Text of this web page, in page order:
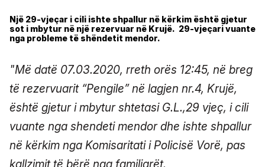
Një 29-vjeçar i cili ishte shpallur në kërkim është gjetur
sot i mbytur në një rezervuar në Krujë. 29-vjeçari vuante
nga probleme të shëndetit mendor.
"Më datë 07.03.2020, rreth orës 12:45, në breg
të rezervuarit “Pengile” në lagjen nr.4, Krujë,
është gjetur i mbytur shtetasi G.L.,29 vjeç, i cili
vuante nga shendeti mendor dhe ishte shpallur
në kërkim nga Komisaritati i Policisë Vorë, pas
kallzimit të bërë nga familjarët.